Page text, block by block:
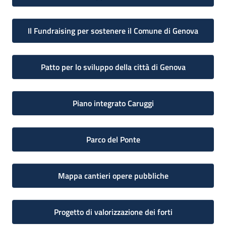
Il Fundraising per sostenere il Comune di Genova
Patto per lo sviluppo della città di Genova
Piano integrato Caruggi
Parco del Ponte
Mappa cantieri opere pubbliche
Progetto di valorizzazione dei forti